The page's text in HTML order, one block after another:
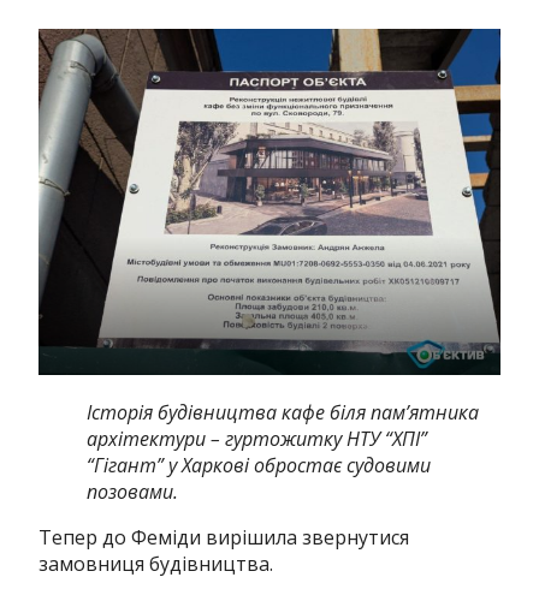
Історія будівництва кафе біля пам’ятника
архітектури – гуртожитку НТУ “ХПІ”
“Гігант” у Харкові обростає судовими
позовами.
Тепер до Феміди вирішила звернутися
замовниця будівництва.